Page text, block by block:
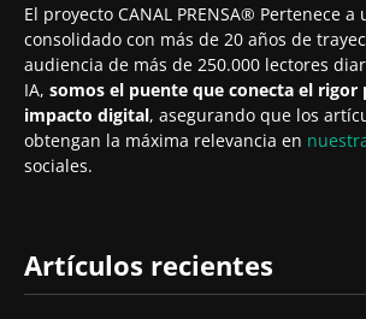
El proyecto CANAL PRENSA® Pertenece a
consolidado con más de 20 años de
audiencia de más de 250.000 lectores
IA, somos el puente que conecta el
impacto digital, asegurando que los
obtengan la máxima relevancia en
sociales.
Artículos recientes